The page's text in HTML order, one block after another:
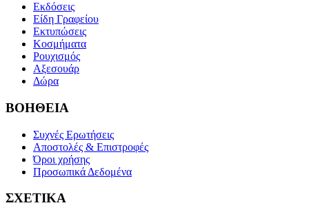
Εκδόσεις
Είδη Γραφείου
Εκτυπώσεις
Κοσμήματα
Ρουχισμός
Αξεσουάρ
Δώρα
ΒΟΗΘΕΙΑ
Συχνές Ερωτήσεις
Αποστολές & Επιστροφές
Όροι χρήσης
Προσωπικά Δεδομένα
ΣΧΕΤΙΚΑ